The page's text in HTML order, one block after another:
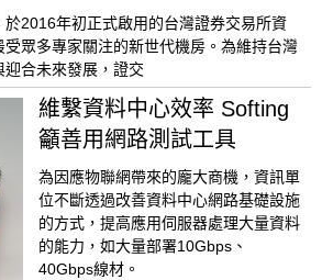
於2016年初正式啟用的台灣證券交易所資
眾多專家關注的新世代機房。為維持台灣
合未來發展，證交
維繫資料中心效率 Softing
籲善用網路測試工具
為因應物聯網帶來的龐大商機，資訊單
位不斷透過改善資料中心網路基礎設施
的方式，提高應用伺服器處理大量資料
的能力，如大量部署10Gbps、
40Gbps線材。